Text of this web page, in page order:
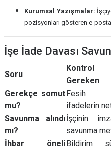
Kurumsal Yazışmalar:
pozisyonları gösteren e-
İşe İade Davası
Soru
Kontrol
Gereken
Gerekçe somut
mu?
Fesih
ifadelerin
Savunma alındı
mı?
İşçinin
savunma
İhbar öneliBildirim